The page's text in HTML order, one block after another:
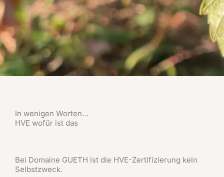
In wenigen Worten…
HVE wofür ist das
Bei Domaine GUETH ist die HVE-Zertifizierung kein
Selbstzweck.